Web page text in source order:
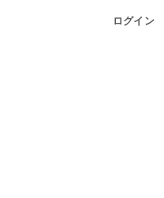
ログイン